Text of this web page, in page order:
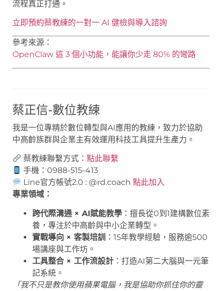
流程真正打通。
立即預約蔡教練的一對一 AI 健檢與導入諮詢
參考來源：
OpenClaw 這 3 個小功能，能讓你少走 80% 的彎路
蔡正信-數位教練
我是一位專精於數位轉型與AI應用的教練，致力於協助
中高齡族群與企業主有效運用科技工具提升生產力。
蔡教練聯繫方式：點此聯繫
手機：0988-515-413
Line官方帳號2.0 : @rd.coach點此加入
專業領域：
跨代際溝通 × AI賦能教學 ：擅長從0到1建構數位素
養，專注於中高齡與中小企業轉型。
實戰導向 × 客製培訓
：15年教學經驗，服務逾500
場講座與工作坊。
工具整合 × 工作流設計 ：打造AI第二大腦與一元筆
記系統。
「我不只是教你使用蘋果電腦，我是協助你抓住你的靈